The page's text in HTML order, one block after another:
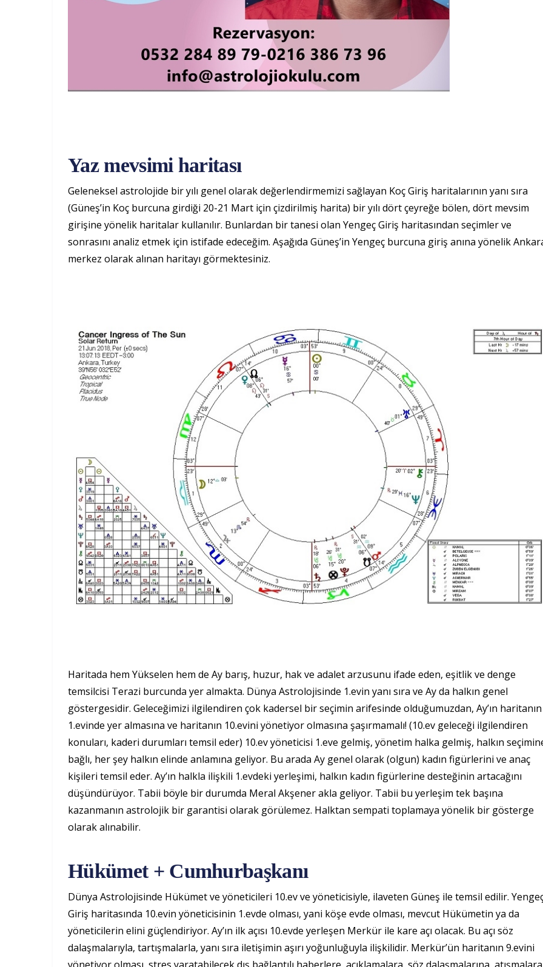
Yaz mevsimi haritası
Geleneksel astrolojide bir yılı genel olarak değerlendirmemizi sağlayan Koç Giriş haritalarının yanı sıra
(Güneş’in Koç burcuna girdiği 20-21 Mart için çizdirilmiş harita) bir yılı dört çeyreğe bölen, dört mevsim
girişine yönelik haritalar kullanılır. Bunlardan bir tanesi olan Yengeç Giriş haritasından seçimler ve
sonrasını analiz etmek için istifade edeceğim. Aşağıda Güneş’in Yengeç burcuna giriş anına yönelik
merkez olarak alınan haritayı görmektesiniz.
Haritada hem Yükselen hem de Ay barış, huzur, hak ve adalet arzusunu ifade eden, eşitlik ve denge
temsilcisi Terazi burcunda yer almakta. Dünya Astrolojisinde 1.evin yanı sıra ve Ay da halkın genel
göstergesidir. Geleceğimizi ilgilendiren çok kadersel bir seçimin arifesinde olduğumuzdan, Ay’ın haritanın
1.evinde yer almasına ve haritanın 10.evini yönetiyor olmasına şaşırmamalı! (10.ev geleceği ilgilendiren
konuları, kaderi durumları temsil eder) 10.ev yöneticisi 1.eve gelmiş, yönetim halka gelmiş, halkın
bağlı, her şey halkın elinde anlamına geliyor. Bu arada Ay genel olarak (olgun) kadın figürlerini ve anaç
kişileri temsil eder. Ay’ın halkla ilişkili 1.evdeki yerleşimi, halkın kadın figürlerine desteğinin artacağını
düşündürüyor. Tabii böyle bir durumda Meral Akşener akla geliyor. Tabii bu yerleşim tek başına
kazanmanın astrolojik bir garantisi olarak görülemez. Halktan sempati toplamaya yönelik bir gösterge
olarak alınabilir.
Hükümet + Cumhurbaşkanı
Dünya Astrolojisinde Hükümet ve yöneticileri 10.ev ve yöneticisiyle, ilaveten Güneş ile temsil edilir.
Giriş haritasında 10.evin yöneticisinin 1.evde olması, yani köşe evde olması, mevcut Hükümetin ya da
yöneticilerin elini güçlendiriyor. Ay’ın ilk açısı 10.evde yerleşen Merkür ile kare açı olacak. Bu açı söz
dalaşmalarıyla, tartışmalarla, yanı sıra iletişimin aşırı yoğunluğuyla ilişkilidir. Merkür’ün haritanın 9.evini